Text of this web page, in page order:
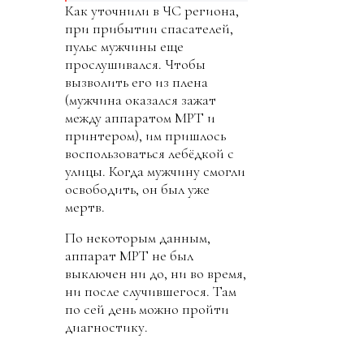
Как уточнили в ЧС региона,
при прибытии спасателей,
пульс мужчины еще
прослушивался. Чтобы
вызволить его из плена
(мужчина оказался зажат
между аппаратом МРТ и
принтером), им пришлось
воспользоваться лебёдкой с
улицы. Когда мужчину смогли
освободить, он был уже
мертв.
По некоторым данным,
аппарат МРТ не был
выключен ни до, ни во время,
ни после случившегося. Там
по сей день можно пройти
диагностику.